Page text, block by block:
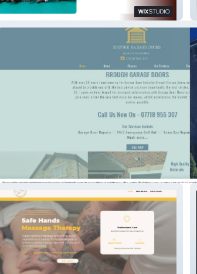
Gracie Jiu Jitsu Bolzano
Beverley Garage Door